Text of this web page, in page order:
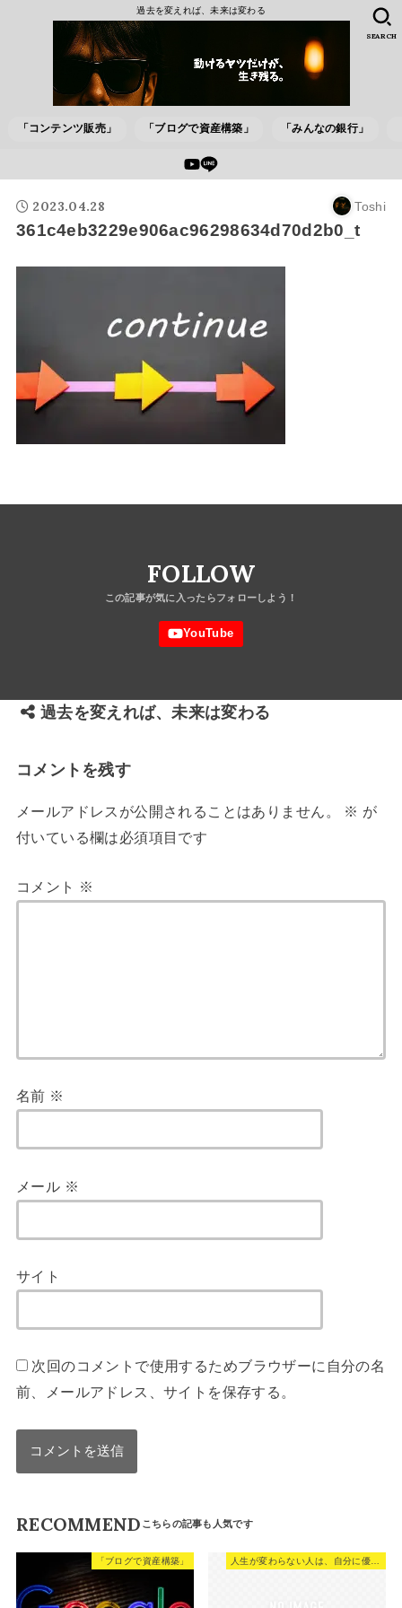
過去を変えれば、未来は変わる
「コンテンツ販売」 「ブログで資産構築」 「みんなの銀行」
SEARCH
2023.04.28 Toshi
361c4eb3229e906ac96298634d70d2b0_t
FOLLOW
過去を変えれば、未来は変わる
コメントを残す
メールアドレスが公開されることはありません。 ※ が
付いている欄は必須項目です
コメント ※
名前 ※
メール ※
サイト
次回のコメントで使用するためブラウザーに自分の名
前、メールアドレス、サイトを保存する。
RECOMMEND
「ブログで資産構築」